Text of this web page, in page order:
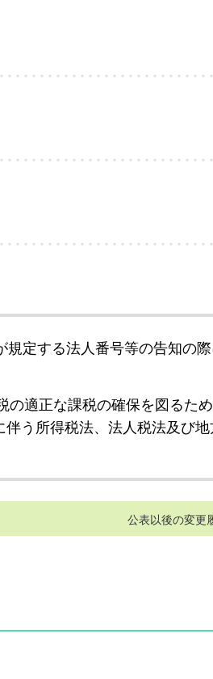
定する法人番号等の告知の
の適正な課税の確保を図るた
う所得税法、法人税法及び
公表以後の変更